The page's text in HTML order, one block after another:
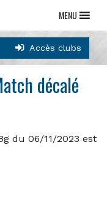
Accès clubs
MENU
décalé
du 06/11/2023 est